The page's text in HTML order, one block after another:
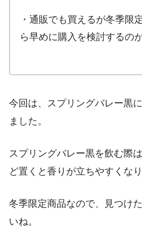
・通販でも買えるが冬季限
ら早めに購入を検討するの
今回は、スプリングバレー黒
ました。
スプリングバレー黒を飲む際
ど置くと香りが立ちやすくなり
冬季限定商品なので、見つけ
いね。